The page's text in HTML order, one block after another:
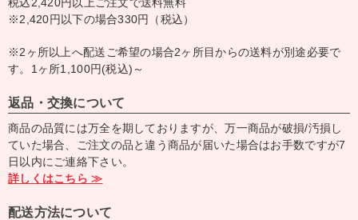
※2,420円以下の場合330円（税込）
※2ヶ所以上へ配送ご希望の場合2ヶ所目からの送料が別途必要で
す。1ヶ所1,100円(税込)～
返品・交換について
商品の品質には万全を期しておりますが、万一商品が破損/汚損し
ていた場合、ご注文の品と違う商品が届いた場合はお手数ですが7
日以内にご連絡下さい。
詳しくはこちら ≫
配送方法について